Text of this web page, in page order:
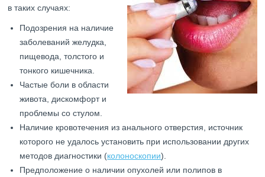
в таких случаях:
Подозрения на наличие
заболеваний желудка,
пищевода, толстого и
тонкого кишечника.
Частые боли в области
живота, дискомфорт и
проблемы со стулом.
Наличие кровотечения из анального отверстия, источник
которого не удалось установить при использовании других
методов диагностики (колоноскопии).
Предположение о наличии опухолей или полипов в